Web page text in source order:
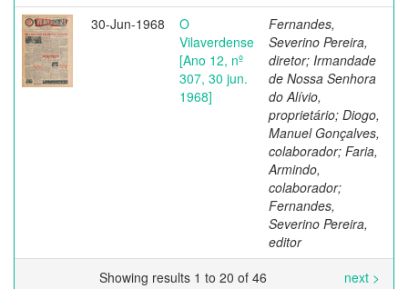
30-Jun-1968
O
Vilaverdense
[Ano 12, nº
307, 30 jun.
1968]
Fernandes,
Severino Pereira,
diretor; Irmandade
de Nossa Senhora
do Alívio,
proprietário; Diogo,
Manuel Gonçalves,
colaborador; Faria,
Armindo,
colaborador;
Fernandes,
Severino Pereira,
editor
Showing results 1 to 20 of 46
next >